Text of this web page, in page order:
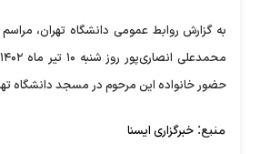
به گزارش روابط عمومی دانشگاه تهران، مراسم
حضور خانواده این مرحوم در مسجد دانشگاه
منبع: خبرگزاری ایسنا